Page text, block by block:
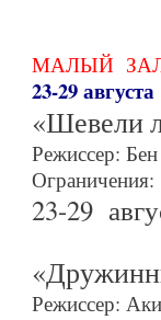
МАЛЫЙ
23-29 августа
«Шевели
Режиссер:
23-29
Режиссер: